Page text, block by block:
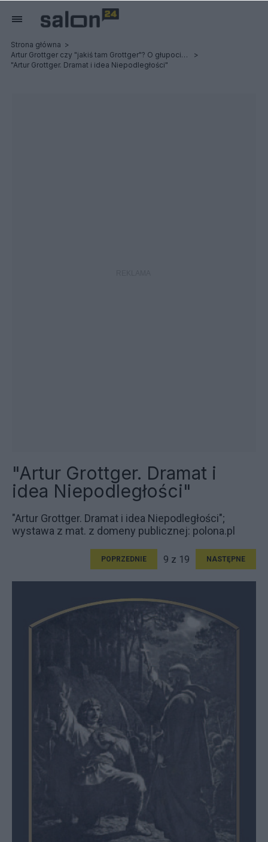
Strona główna
Artur Grottger czy "jakiś tam Grottger"? O głupocie młodzieży i Powstaniu Styczniowym
"Artur Grottger. Dramat i idea Niepodległości"
"Artur Grottger. Dramat i
idea Niepodległości"
"Artur Grottger. Dramat i idea Niepodległości";
wystawa z mat. z domeny publicznej: polona.pl
POPRZEDNIE 9 z 19 NASTĘPNE